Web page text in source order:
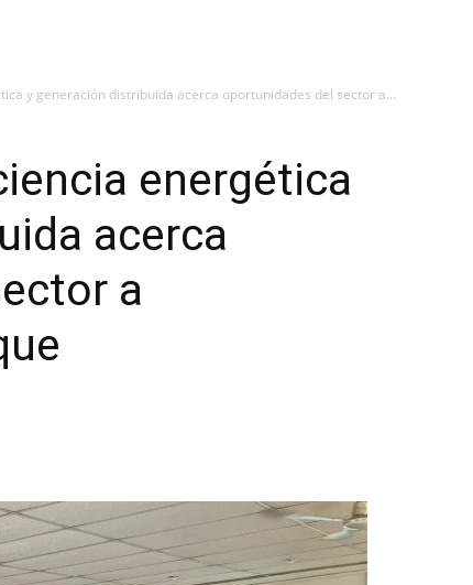
y generación distribuida acerca oportunidades del sector a...
energética
acerca
a